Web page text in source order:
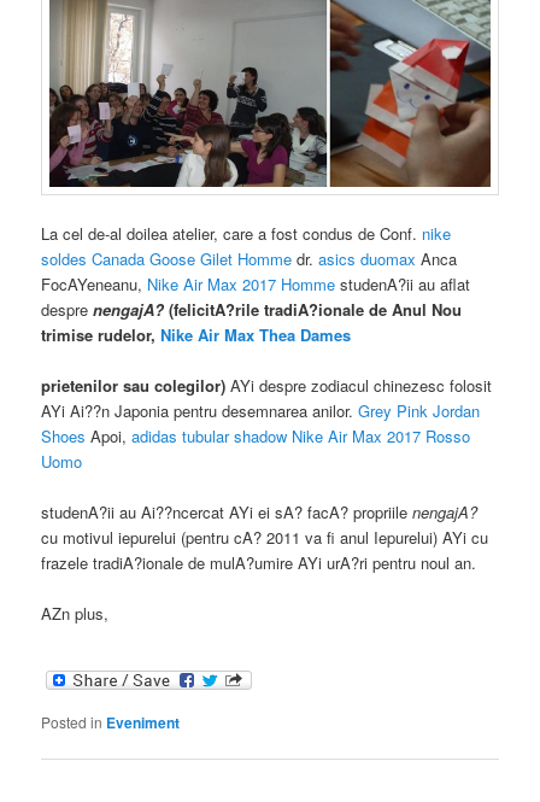
La cel de-al doilea atelier, care a fost condus de Conf. nike
soldes Canada Goose Gilet Homme dr.asics duomax Anca
FocAYeneanu, Nike Air Max 2017 Homme studenA?ii au aflat
desprenengajA?(felicitA?rile tradiA?ionale de Anul Nou
trimise rudelor,Nike Air Max Thea Dames
prietenilor sau colegilor) AYi despre zodiacul chinezesc folosit
AYi Ai??n Japonia pentru desemnarea anilor.Grey Pink Jordan
Shoes Apoi,adidas tubular shadow Nike Air Max 2017 Rosso
Uomo
studenA?ii au Ai??ncercat AYi ei sA? facA? propriilenengajA?
cu motivul iepurelui (pentru cA? 2011 va fi anul Iepurelui) AYi cu
frazele tradiA?ionale de mulA?umire AYi urA?ri pentru noul an.
AZn plus,
Posted in Eveniment